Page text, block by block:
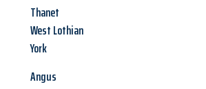
Thanet
West Lothian
York
Angus